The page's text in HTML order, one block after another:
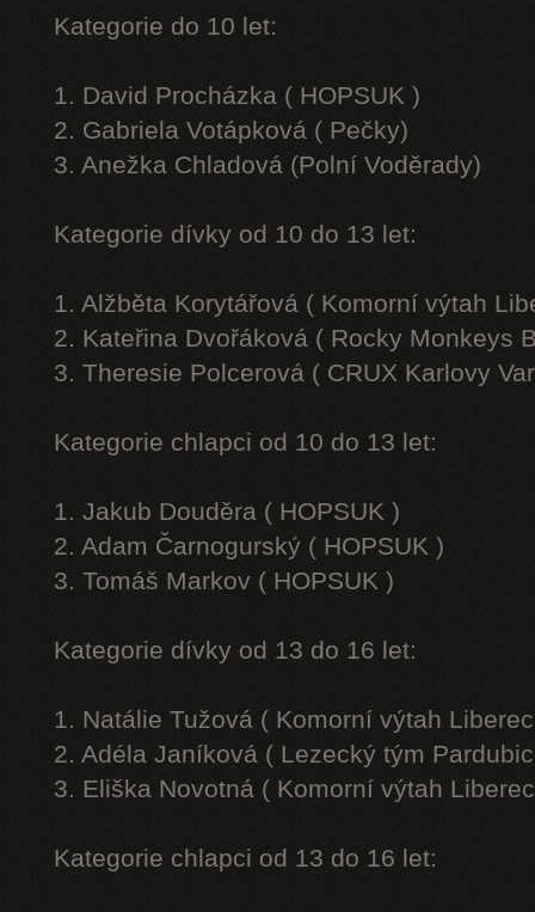
Kategorie do 10 let:
1. David Procházka ( HOPSUK )
2. Gabriela Votápková ( Pečky)
3. Anežka Chladová (Polní Voděrady)
Kategorie dívky od 10 do 13 let:
1. Alžběta Korytářová ( Komorní výtah
2. Kateřina Dvořáková ( Rocky Monkeys
3. Theresie Polcerová ( CRUX Karlovy
Kategorie chlapci od 10 do 13 let:
1. Jakub Douděra ( HOPSUK )
2. Adam Čarnogurský ( HOPSUK )
3. Tomáš Markov ( HOPSUK )
Kategorie dívky od 13 do 16 let:
1. Natálie Tužová ( Komorní výtah
2. Adéla Janíková ( Lezecký tým
3. Eliška Novotná ( Komorní výtah
Kategorie chlapci od 13 do 16 let: